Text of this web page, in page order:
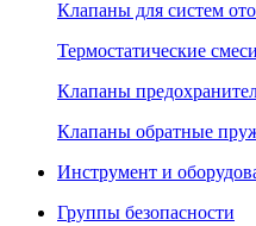
Клапаны для систем
Термостатические
Клапаны
Клапаны обратные
Инструмент и
Группы безопасности